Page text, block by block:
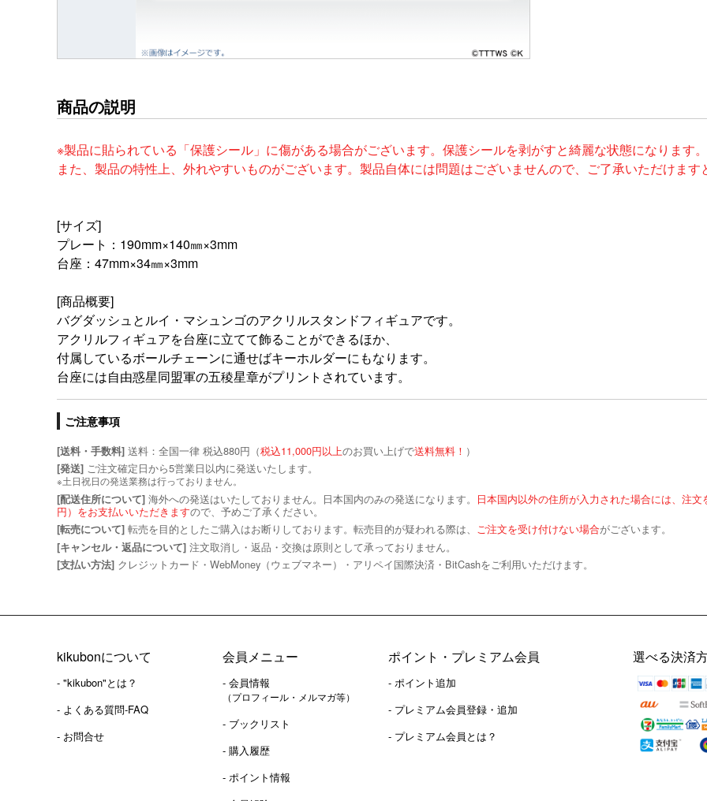
商品の説明
※製品に貼られている「保護シール」に傷がある場合がございます。保護シールを剥がすと綺麗な状態になります。
また、製品の特性上、外れやすいものがございます。製品自体には問題はございませんので、ご了承いただけます
[サイズ]
プレート：190mm×140㎜×3mm
台座：47mm×34㎜×3mm
[商品概要]
バグダッシュとルイ・マシュンゴのアクリルスタンドフィギュアです。
アクリルフィギュアを台座に立てて飾ることができるほか、
付属しているボールチェーンに通せばキーホルダーにもなります。
台座には自由惑星同盟軍の五稜星章がプリントされています。
ご注意事項
[送料・手数料] 送料：全国一律 税込880円（税込11,000円以上のお買い上げで送料無料！ ）
[発送] ご注文確定日から5営業日以内に発送いたします。
※土日祝日の発送業務は行っておりません。
[配送住所について] 海外への発送はいたしておりません。日本国内のみの発送になります。 日本国内以外の住所が入力された場合には、注文
円）をお支払いいただきますので、予めご了承ください。
[転売について] 転売を目的としたご購入はお断りしております。転売目的が疑われる際は、 ご注文を受け付けない場合がございます。
[キャンセル・返品について] 注文取消し・返品・交換は原則として承っておりません。
[支払い方法] クレジットカード・WebMoney（ウェブマネー）・アリペイ国際決済・BitCashをご利用いただけます。
kikubonについて
- "kikubon"とは？
- よくある質問-FAQ
- お問合せ
会員メニュー
- 会員情報
（プロフィール・メルマガ等）
- ブックリスト
- 購入履歴
- ポイント情報
ポイント・プレミアム会員
- ポイント追加
- プレミアム会員登録・追加
- プレミアム会員とは？
選べる決済